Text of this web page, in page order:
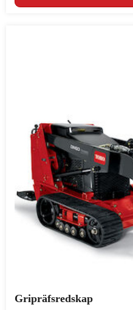
Gripräfsredskap